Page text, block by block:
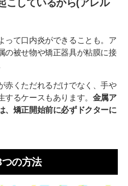
こしているから(アレル
って口内炎ができることも。ア
の被せ物や矯正器具が粘膜に接
赤くただれるだけでなく、手や
るケースもあります。 金属ア
、矯正開始前に必ずドクターに
の方法